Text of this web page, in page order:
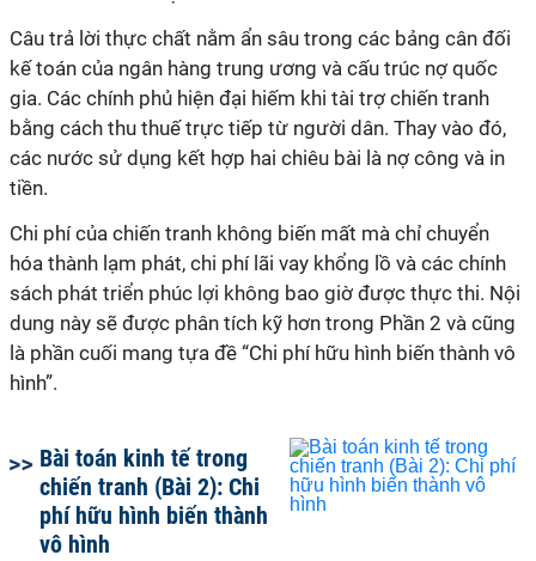
Câu trả lời thực chất nằm ẩn sâu trong các bảng cân đối
kế toán của ngân hàng trung ương và cấu trúc nợ quốc
gia. Các chính phủ hiện đại hiếm khi tài trợ chiến tranh
bằng cách thu thuế trực tiếp từ người dân. Thay vào đó,
các nước sử dụng kết hợp hai chiêu bài là nợ công và in
tiền.
Chi phí của chiến tranh không biến mất mà chỉ chuyển
hóa thành lạm phát, chi phí lãi vay khổng lồ và các chính
sách phát triển phúc lợi không bao giờ được thực thi. Nội
dung này sẽ được phân tích kỹ hơn trong Phần 2 và cũng
là phần cuối mang tựa đề “Chi phí hữu hình biến thành vô
hình”.
Bài toán kinh tế trong
chiến tranh (Bài 2): Chi
phí hữu hình biến thành
vô hình